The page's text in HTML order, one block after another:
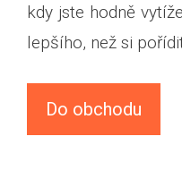
kdy jste hodně
lepšího, než si
Do obchodu